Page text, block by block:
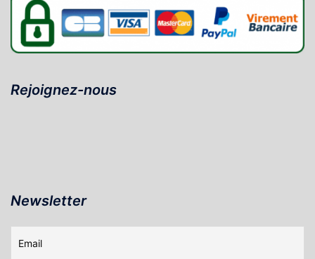
Rejoignez-nous
Newsletter